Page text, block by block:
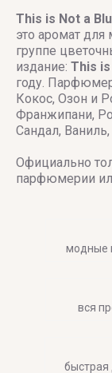
This is Not a
это аромат
группе
издание: This
году.
Кокос, Озон и
Франжипани,
Сандал,
Официально
парфюмерии
модные
вся
быстрая